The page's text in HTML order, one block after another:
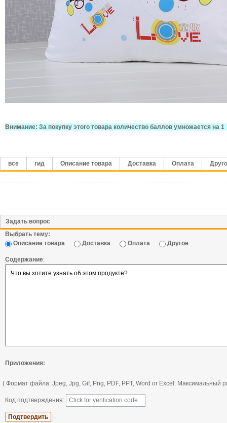
Внимание: За покупку этого товара количество баллов умножается на 1
все гид Описание товара Доставка Оплата
Задать вопрос
Выбрать тему:
Описание товара
Доставка Оплата Другое
Содержание:
Приложения:
( Формат файла: Jpeg, Jpg, Gif, Png, PDF, PPT, Word or Excel. Максимальный
Код подтверждения: